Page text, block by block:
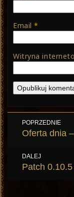
Email*
Witryna
Nawigacja
wpisu
POPRZEDNIE
Poprzedni
Oferta dnia
DALEJ
Następny
Patch